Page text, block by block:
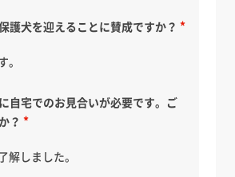
護犬を迎えることに賛成ですか？
。
自宅でのお見合いが必要です。ご
？
解しました。